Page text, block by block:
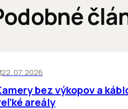
22. 07. 2026
bez výkopov a
areály